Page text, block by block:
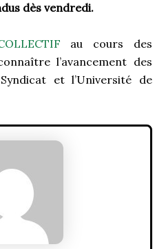
dès vendredi.
au cours des
l’avancement des
et l’Université de